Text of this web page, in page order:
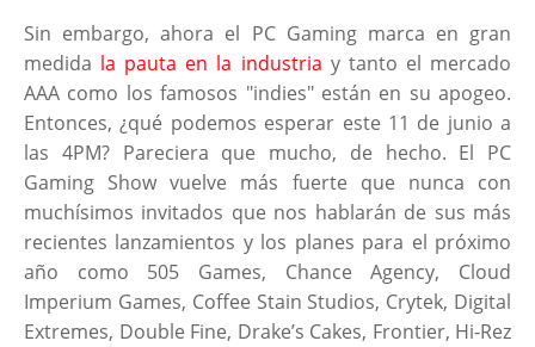
Sin embargo, ahora el PC Gaming marca en gran
medida la pauta en la industria y tanto el mercado
AAA como los famosos "indies" están en su apogeo.
Entonces, ¿qué podemos esperar este 11 de junio a
las 4PM? Pareciera que mucho, de hecho. El PC
Gaming Show vuelve más fuerte que nunca con
muchísimos invitados que nos hablarán de sus más
recientes lanzamientos y los planes para el próximo
año como 505 Games, Chance Agency, Cloud
Imperium Games, Coffee Stain Studios, Crytek, Digital
Extremes, Double Fine, Drake’s Cakes, Frontier, Hi-Rez